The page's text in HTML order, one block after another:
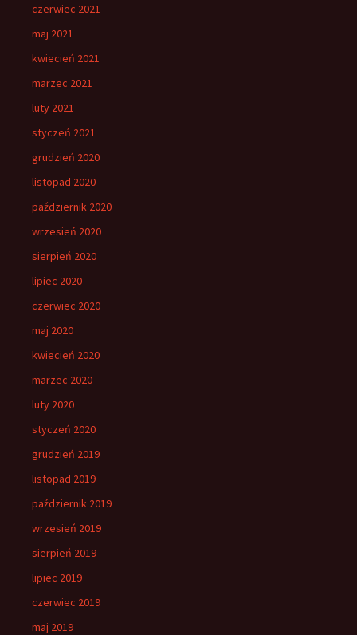
czerwiec 2021
maj 2021
kwiecień 2021
marzec 2021
luty 2021
styczeń 2021
grudzień 2020
listopad 2020
październik 2020
wrzesień 2020
sierpień 2020
lipiec 2020
czerwiec 2020
maj 2020
kwiecień 2020
marzec 2020
luty 2020
styczeń 2020
grudzień 2019
listopad 2019
październik 2019
wrzesień 2019
sierpień 2019
lipiec 2019
czerwiec 2019
maj 2019